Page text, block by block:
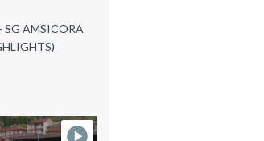
SG AMSICORA